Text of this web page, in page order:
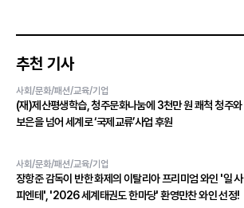
추천 기사
사회/문화/패션/교육/기업
(재)제산평생학습, 청주문화나눔에 3천만 원 쾌척 청주와
보은을 넘어 세계로 ‘국제교류’사업 후원
사회/문화/패션/교육/기업
장항준 감독이 반한 화제의 이탈리아 프리미엄 와인 '일 사
피엔테', '2026 세계태권도 한마당' 환영만찬 와인 선정!